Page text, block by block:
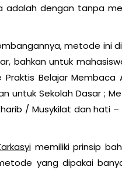
adalah dengan tanpa
metode ini
bahkan untuk
Belajar Membaca
untuk Sekolah Dasar ;
/ Musykilat dan hati
memiliki prinsip
yang dipakai